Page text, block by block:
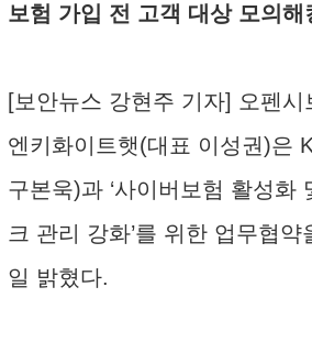
보험 가입 전 고객 대상 모의해
[보안뉴스 강현주 기자] 오펜시
엔키화이트햇(대표 이성권)은
구본욱)과 ‘사이버보험 활성화
크 관리 강화’를 위한 업무협
일 밝혔다.